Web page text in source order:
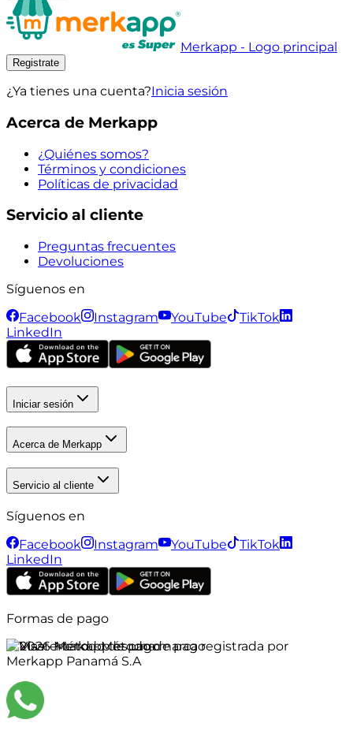
Merkapp - Logo principal
Registrate
¿Ya tienes una cuenta?Inicia sesión
Acerca de Merkapp
¿Quiénes somos?
Términos y condiciones
Políticas de privacidad
Servicio al cliente
Preguntas frecuentes
Devoluciones
Síguenos en
Facebook
Instagram YouTube
TikTok
LinkedIn
Iniciar sesión
Acerca de Merkapp
Servicio al cliente
Síguenos en
Facebook
Instagram YouTube
TikTok
LinkedIn
Formas de pago
©2026Merkapp es una marca registrada por
Merkapp Panamá S.A